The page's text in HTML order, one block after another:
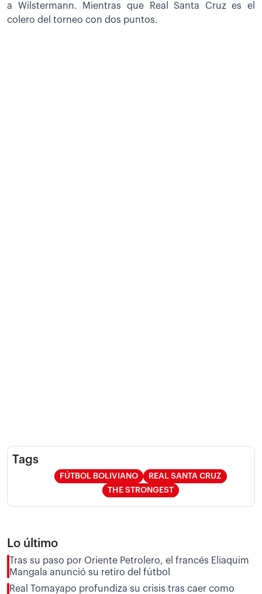
a Wilstermann. Mientras que Real Santa Cruz es el
colero del torneo con dos puntos.
Tags
FÚTBOL BOLIVIANO
REAL SANTA CRUZ
THE STRONGEST
Lo último
Tras su paso por Oriente Petrolero, el francés Eliaquim
Mangala anunció su retiro del fútbol
Real Tomayapo profundiza su crisis tras caer como